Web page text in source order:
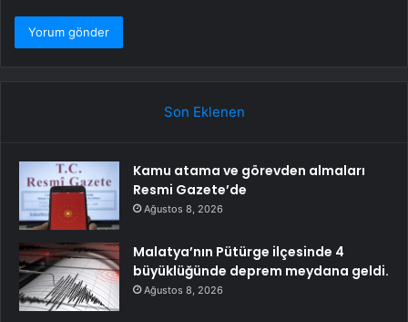
Son Eklenen
Kamu atama ve görevden almaları
Resmi Gazete’de
Ağustos 8, 2026
Malatya’nın Pütürge ilçesinde 4
büyüklüğünde deprem meydana geldi.
Ağustos 8, 2026